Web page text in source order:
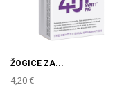
ŽOGICE ZA...
4,20 €